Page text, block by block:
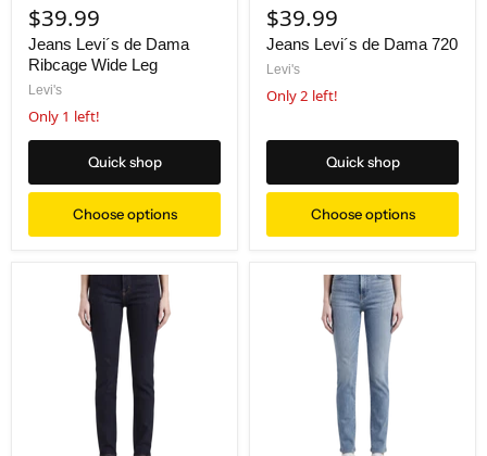
$39.99
Jeans Levi´s de Dama
Ribcage Wide Leg
Levi's
Only 1 left!
Quick shop
Choose options
$39.99
Jeans Levi´s de Dama 720
Levi's
Only 2 left!
Quick shop
Choose options
Jeans Levi´s de Dama Classic BootcutJeans Levi´s para Dama